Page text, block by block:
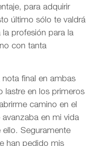
para adquirir
último sólo te valdrá
profesión para la
con tanta
final en ambas
lastre en los primeros
camino en el
en mi vida
Seguramente